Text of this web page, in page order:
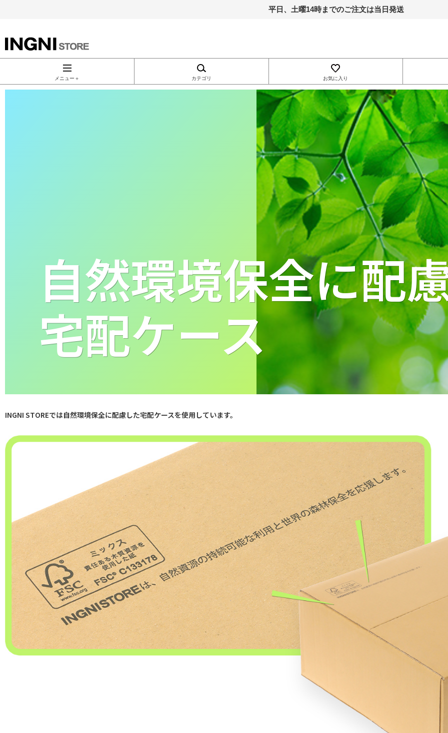
平日、土曜14時までのご注文は当日発送
INGNI（イン
グ）公式通
メニュー＋ カテゴリ お気に入り
自然環境保全に配
宅配ケース
INGNI STOREでは自然環境保全に配慮した宅配ケースを使用しています。